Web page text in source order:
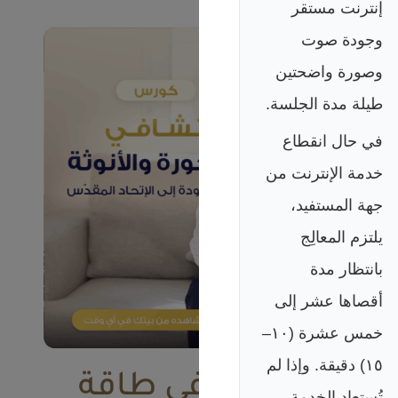
كورس تشافي طاقة
إنترنت مستقر
وجودة صوت
وصورة واضحتين
طيلة مدة الجلسة.
في حال انقطاع
خدمة الإنترنت من
جهة المستفيد،
يلتزم المعالِج
بانتظار مدة
أقصاها عشر إلى
خمس عشرة (١٠–
١٥) دقيقة. وإذا لم